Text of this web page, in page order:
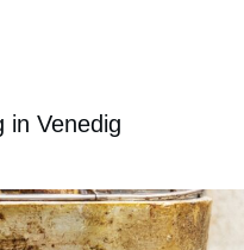
in Venedig